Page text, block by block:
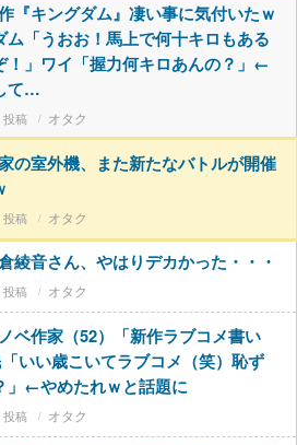
『キングダム』凄い事に気付いたｗ
ム「うおお！馬上で何十キロもある
！」ワイ「握力何キロあんの？」←
て…
オタク
の室外機、また新たなバトルが開催
オタク
綾音さん、やはりデカかった・・・
オタク
ベ作家（52）「新作ラブコメ書い
いい歳こいてラブコメ（笑）恥ず
」←やめたれｗと話題に
オタク